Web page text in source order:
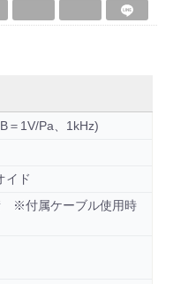
＝1V/Pa、1kHz)
イド
※付属ケーブル使用時